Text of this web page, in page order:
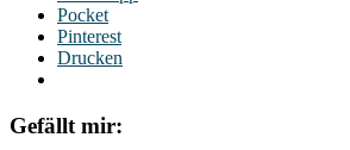
Pocket
Pinterest
Drucken
Gefällt mir: